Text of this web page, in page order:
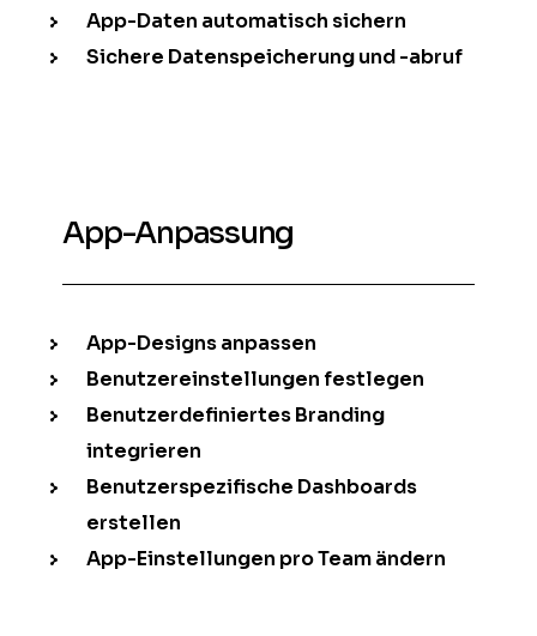
App-Daten automatisch sichern
Sichere Datenspeicherung und -abruf
App-Anpassung
App-Designs anpassen
Benutzereinstellungen festlegen
Benutzerdefiniertes Branding
integrieren
Benutzerspezifische Dashboards
erstellen
App-Einstellungen pro Team ändern